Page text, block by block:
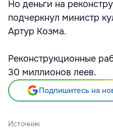
Но деньги на
подчеркнул министр
Артур Козма.
Реконструкционные
30 миллионов леев.
Подпишитесь на
Источник